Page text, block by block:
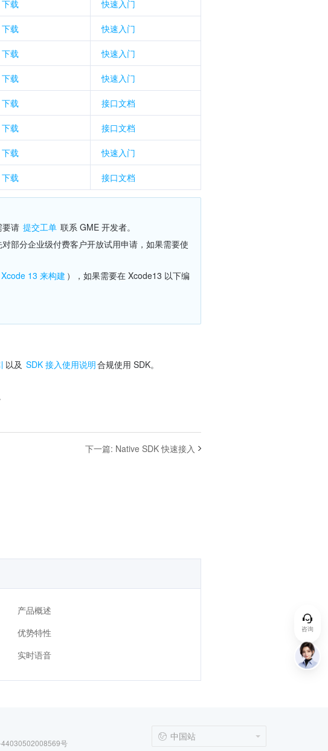
下载 快速入门
下载 快速入门
下载 快速入门
下载 快速入门
下载 接口文档
下载 接口文档
下载 快速入门
下载 接口文档
要请 提交工单 联系 GME 开发者。
部分企业级付费客户开放试用申请，如果需要使
13 来构建 ），如果需要在 Xcode13 以下编
以及 SDK 接入使用说明合规使用 SDK。
下一篇: Native SDK 快速接入
产品概述
优势特性
实时语音
号
中国站
咨询